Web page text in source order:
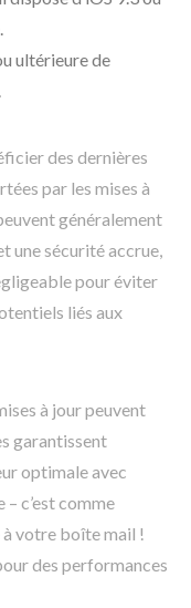
ultérieure de
des dernières
par les mises à
généralement
une sécurité accrue,
pour éviter
liés aux
à jour peuvent
garantissent
optimale avec
c’est comme
votre boîte mail !
des performances